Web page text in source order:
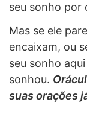
seu sonho por
Mas se ele
encaixam, ou
seu sonho
sonhou.
suas orações